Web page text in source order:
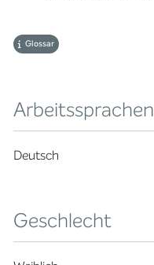
Glossar
Arbeitssprachen
Deutsch
Geschlecht